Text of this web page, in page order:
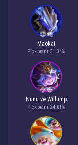
Maokai
Pick oranı: 31.04%
Nunu ve Willump
Pick oranı: 24.61%